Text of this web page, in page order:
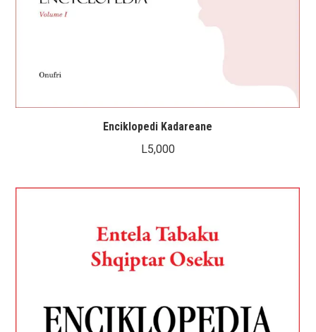
Enciklopedi Kadareane
L5,000